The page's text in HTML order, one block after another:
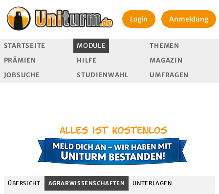
Login Anmeldung
STARTSEITE MODULE
THEMEN
PRÄMIEN
HILFE
MAGAZIN
JOBSUCHE
STUDIENWAHL UMFRAGEN
ÜBERSICHT AGRARWISSENSCHAFTEN UNTERLAGEN